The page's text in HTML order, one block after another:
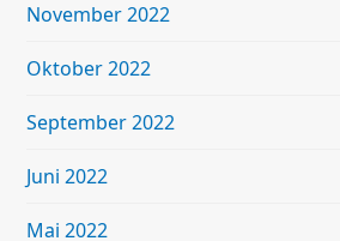
November 2022
Oktober 2022
September 2022
Juni 2022
Mai 2022